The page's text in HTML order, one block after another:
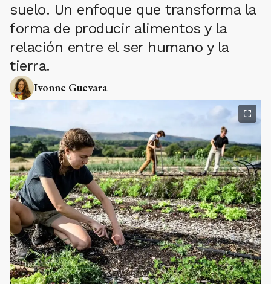
suelo. Un enfoque que transforma la
forma de producir alimentos y la
relación entre el ser humano y la
tierra.
Ivonne Guevara